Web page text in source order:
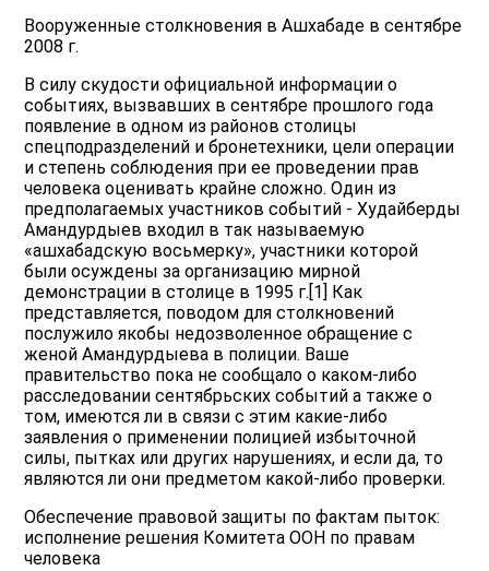
Вооруженные столкновения в Ашхабаде в сентябре
2008 г.
В силу скудости официальной информации о
событиях, вызвавших в сентябре прошлого года
появление в одном из районов столицы
спецподразделений и бронетехники, цели операции
и степень соблюдения при ее проведении прав
человека оценивать крайне сложно. Один из
предполагаемых участников событий - Худайберды
Амандурдыев входил в так называемую
«ашхабадскую восьмерку», участники которой
были осуждены за организацию мирной
демонстрации в столице в 1995 г.[1] Как
представляется, поводом для столкновений
послужило якобы недозволенное обращение с
женой Амандурдыева в полиции. Ваше
правительство пока не сообщало о каком-либо
расследовании сентябрьских событий а также о
том, имеются ли в связи с этим какие-либо
заявления о применении полицией избыточной
силы, пытках или других нарушениях, и если да, то
являются ли они предметом какой-либо проверки.
Обеспечение правовой защиты по фактам пыток:
исполнение решения Комитета ООН по правам
человека